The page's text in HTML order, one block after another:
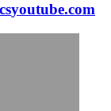
youtube.com